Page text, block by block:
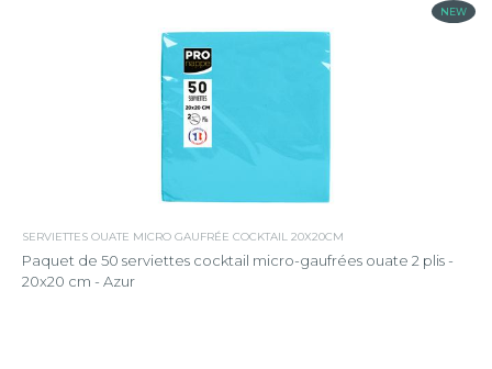
NEW
SERVIETTES OUATE MICRO GAUFRÉE COCKTAIL 20X20CM
Paquet de 50 serviettes cocktail micro-gaufrées ouate 2 plis -
20x20 cm - Azur